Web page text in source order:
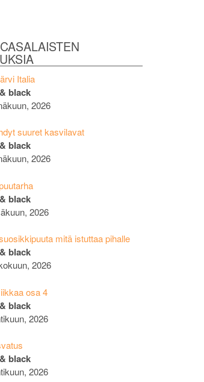
Italia
black
2026
suuret kasvilavat
black
2026
black
2026
mitä istuttaa pihalle
black
2026
osa 4
black
2026
black
2026